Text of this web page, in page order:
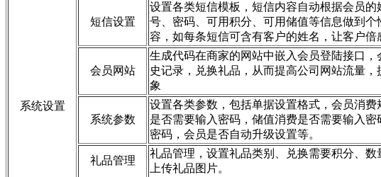
系统设置
短信设置
设置各类短信模板，短信内容自动根据会员的
号、密码、可用积分、可用储值等信息做到个
容，如每条短信可含有客户的姓名，让客户倍
会员网站
生成代码在商家的网站中嵌入会员登陆接口，
史记录，兑换礼品，从而提高公司网站流量，
象
系统参数
设置各类参数，包括单据设置格式，会员消费
是否需要输入密码，储值消费是否需要输入密
密码，会员是否自动升级设置等。
礼品管理
礼品管理，设置礼品类别、兑换需要积分、数
上传礼品图片。